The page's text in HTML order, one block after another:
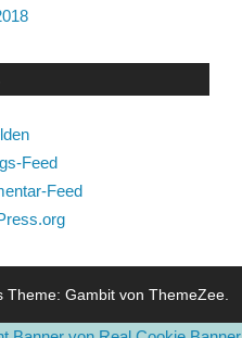
Feed
Feed
Theme: Gambit von ThemeZee.